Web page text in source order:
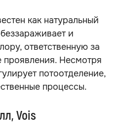
как натуральный
и
ответственную за
проявления. Несмотря
потоотделение,
процессы.
Vois